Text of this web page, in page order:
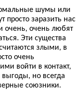
шумы или
заразить нас
очень, очень любят
Эти существа
злыми, в
очень
войти в контакт,
но всегда
союзники.